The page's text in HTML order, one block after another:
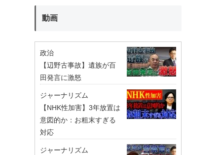
動画
政治
【辺野古事故】遺族が百
田発言に激怒
ジャーナリズム
【NHK性加害】3年放置は
意図的か：お粗末すぎる
対応
ジャーナリズム